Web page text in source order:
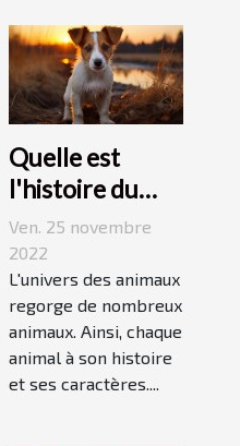
Quelle est
l'histoire du
Jack Russell
terrier ?
Ven. 25 novembre
2022
L'univers des animaux
regorge de nombreux
animaux. Ainsi, chaque
animal à son histoire
et ses caractères....